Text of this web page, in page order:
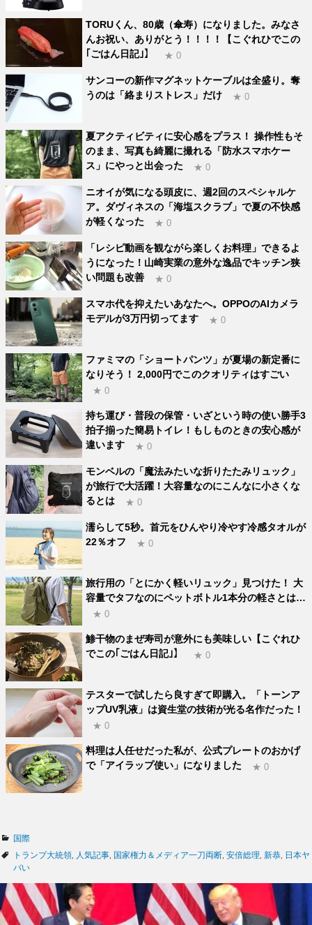
TORUくん、80歳（傘寿）になりました。みなさ
んお祝い、ありがとう！！！！【こぐれひでこの
｢ごはん日記｣】
★ 0
サンコーの新作マグネットケーブルは全盛り。奪
うのは「絡まりストレス」だけ
★ 0
夏アクティビティに安心感をプラス！ 操作性もそ
のまま、写真も綺麗に撮れる「防水スマホケー
ス」にやっと出会った
★ 0
ニオイが気になる頭皮に、週2回のスペシャルケ
ア。ダヴィネスの「海塩スクラブ」で夏の不快感
が軽くなった
★ 0
「レシピ動画を観ながら楽しくお料理」できるよ
うになった！山崎実業の意外な逸品でキッチン狭
い問題も改善
★ 0
スマホ代を抑えたいあなたへ。OPPOのAIカメラ
モデルが3万円切ってます
★ 0
ファミマの「ショートパンツ」が夏場の新定番に
なりそう！ 2,000円でこのクオリティはすごい
★ 0
持ち運び・普段の保管・いざという時の使い勝手3
拍子揃った簡易トイレ！もしものときの安心感が
違います
★ 0
モンベルの「魔法みたいな折りたたみリュック」
が旅行で大活躍！大容量なのにこんなに小さくな
るとは
★ 0
濡らして5秒。首元をひんやり冷やす冷感タオルが
22％オフ
★ 0
旅行用の「とにかく軽いリュック」見つけた！ 大
容量でタフなのにペットボトル1本分の軽さとは…
★ 0
鯵干物のまぜ寿司が意外にも美味しい【こぐれひ
でこの｢ごはん日記｣】
★ 0
テスターで試したら良すぎて即購入。「トーンア
ップUV乳液」は資生堂の技術が光る名作だった！
★ 0
料理は人任せだった私が、公式プレートのおかげ
で「アイラップ使い」になりました
★ 0
カ
テ
ゴ
ー
国際
タ
グ
トランプ大統領 人気記事 国家権力＆メディア一刀両断 安倍総理 新恭
日本ヤ
バい